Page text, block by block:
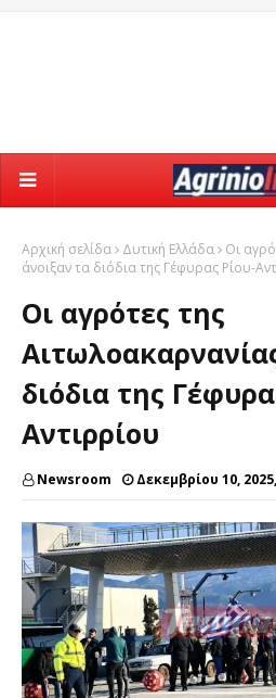
Αρχική σελίδα Δυτική Ελλάδα
Οι
άνοιξαν τα διόδια της Γέφυρας Ρίου-
Οι αγρότες της
διόδια της
Αντιρρίου
Newsroom Δεκεμβρίου 10, 2025,